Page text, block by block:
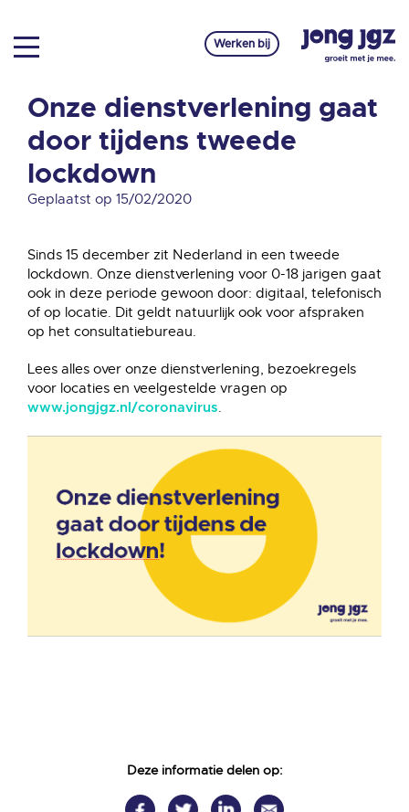
Onze dienstverlening gaat
door tijdens tweede
lockdown
Geplaatst op 15/02/2020
Sinds 15 december zit Nederland in een tweede
lockdown. Onze dienstverlening voor 0-18 jarigen gaat
ook in deze periode gewoon door: digitaal, telefonisch
of op locatie. Dit geldt natuurlijk ook voor afspraken
op het consultatiebureau.
Lees alles over onze dienstverlening, bezoekregels
voor locaties en veelgestelde vragen op
www.jongjgz.nl/coronavirus.
Deze informatie delen op:
Werken bij